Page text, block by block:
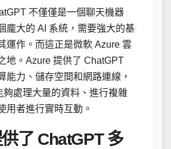
不僅僅是一個聊天機器
龐大的 AI 系統，需要強大的基
運作。而這正是微軟 Azure 雲
地。Azure 提供了 ChatGPT
能力、儲存空間和網路連線，
夠處理大量的資料、進行複雜
用者進行實時互動。
了 ChatGPT 多